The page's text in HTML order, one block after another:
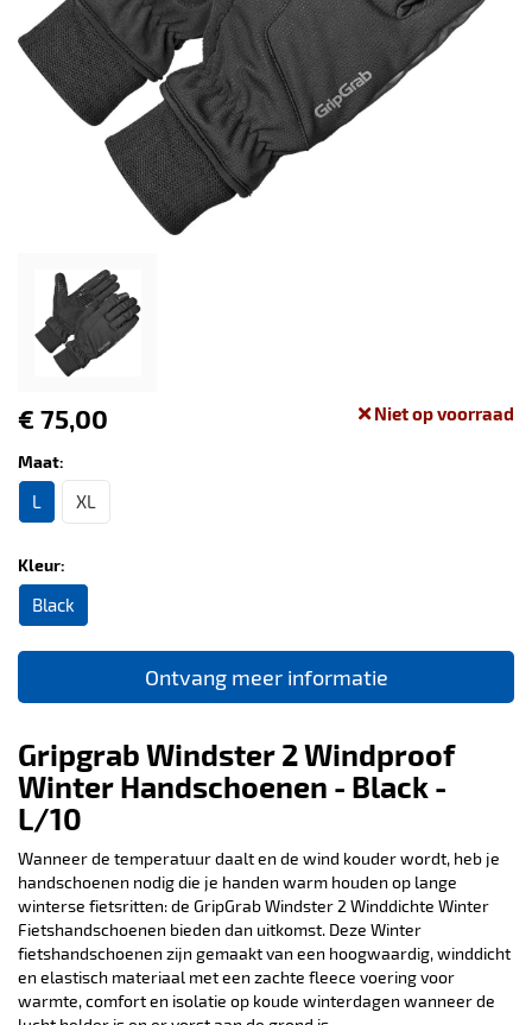
€ 75,00 Niet op voorraad
Maat:
L XL
Kleur:
Black
Ontvang meer informatie
Gripgrab Windster 2 Windproof
Winter Handschoenen - Black -
L/10
Wanneer de temperatuur daalt en de wind kouder wordt, heb je
handschoenen nodig die je handen warm houden op lange
winterse fietsritten: de GripGrab Windster 2 Winddichte Winter
Fietshandschoenen bieden dan uitkomst. Deze Winter
fietshandschoenen zijn gemaakt van een hoogwaardig, winddicht
en elastisch materiaal met een zachte fleece voering voor
warmte, comfort en isolatie op koude winterdagen wanneer de